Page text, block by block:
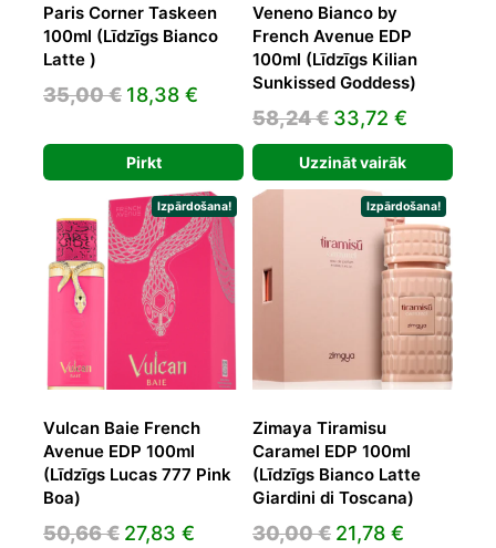
Paris Corner Taskeen
100ml (Līdzīgs Bianco
Latte )
35,00€ Original
was:
35,00 €.
18,38 € Current
18,38 €.
Pirkt
Veneno Bianco by
French Avenue EDP
100ml (Līdzīgs Kilian
Sunkissed Goddess)
58,24€ Original
price
was:
58,24 €.
33,72 €
price
is:
33,72 €.
Uzzināt vairāk
Izpārdošana!
Vulcan Baie French
Avenue EDP 100ml
(Līdzīgs Lucas 777 Pink
Boa)
50,66€ Original
27,83 € Current
Izpārdošana!
Zimaya Tiramisu
Caramel EDP 100ml
(Līdzīgs Bianco Latte
Giardini di Toscana)
30,00€ Original
21,78 €